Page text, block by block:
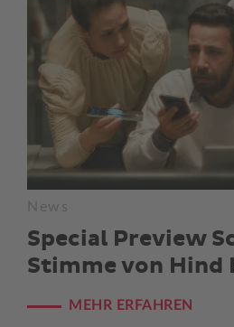
News
Special Preview
Stimme von Hind
MEHR ERFAHREN